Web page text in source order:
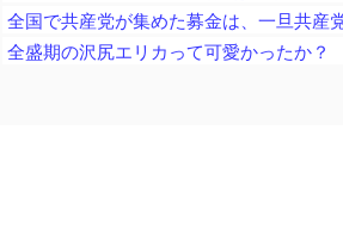
全盛期の沢尻エリカって可愛かったか？